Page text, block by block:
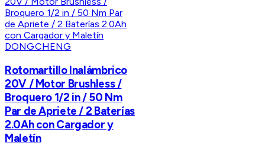
DONGCHENG
Rotomartillo Inalámbrico
20V / Motor Brushless /
Broquero 1/2 in / 50 Nm
Par de Apriete / 2 Baterías
2.0Ah con Cargador y
Maletín